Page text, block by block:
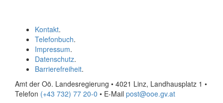
Kontakt.
Telefonbuch.
Impressum.
Datenschutz.
Barrierefreiheit.
Amt der Oö. Landesregierung • 4021 Linz, Landhausplatz 1 •
Telefon (+43 732) 77 20-0 • E-Mail post@ooe.gv.at